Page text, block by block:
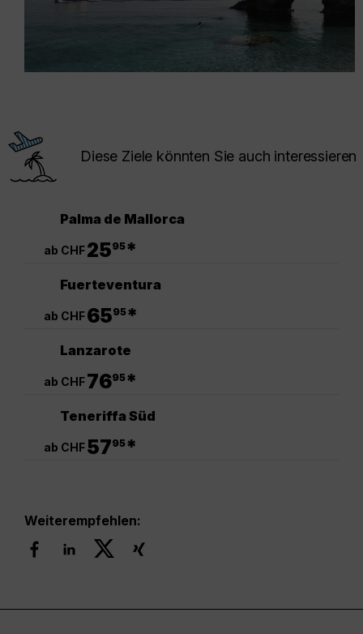
Diese Ziele könnten Sie auch interessieren
Palma de Mallorca
ab CHF2595*
Fuerteventura
ab CHF6595*
Lanzarote
ab CHF7695*
Teneriffa Süd
ab CHF5795*
Weiterempfehlen: